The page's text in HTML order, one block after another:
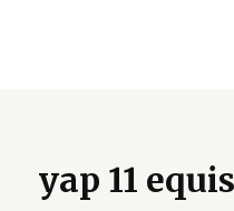
yap 11